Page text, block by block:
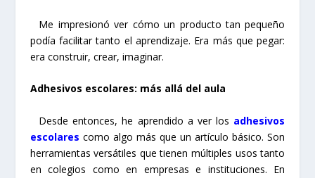
Me impresionó ver cómo un producto tan pequeño
podía facilitar tanto el aprendizaje. Era más que pegar:
era construir, crear, imaginar.
Adhesivos escolares: más allá del aula
Desde entonces, he aprendido a ver los adhesivos
escolares como algo más que un artículo básico. Son
herramientas versátiles que tienen múltiples usos tanto
en colegios como en empresas e instituciones. En